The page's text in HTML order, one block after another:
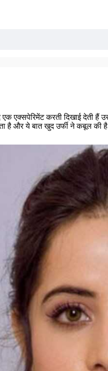
एक्सपेरिमेंट करती दिखाई देती हैं
है और ये बात खुद उर्फी ने कबूल की